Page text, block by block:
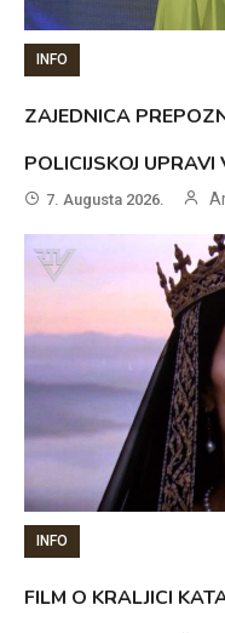
INFO
ZAJEDNICA
POLICIJSKOJ
7. Augusta 2026.
INFO
FILM O KRALJICI